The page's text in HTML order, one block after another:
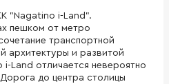
"Nagatino i-Land".
пешком от метро
транспортной
архитектуры и развитой
Land отличается невероятно
до центра столицы